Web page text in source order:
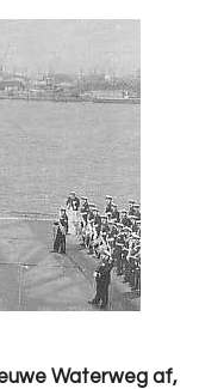
Waterweg af,